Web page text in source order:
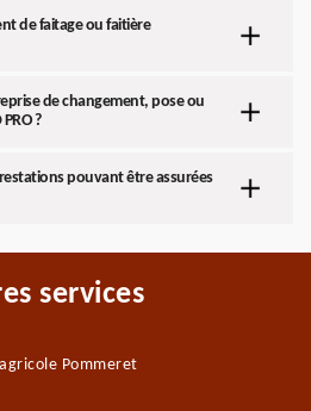
de faitage ou faitière
de changement, pose ou
?
pouvant être assurées
services
Pommeret